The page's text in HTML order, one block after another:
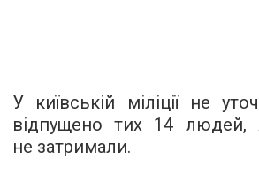
У київській міліції не
відпущено тих 14 людей,
не затримали.